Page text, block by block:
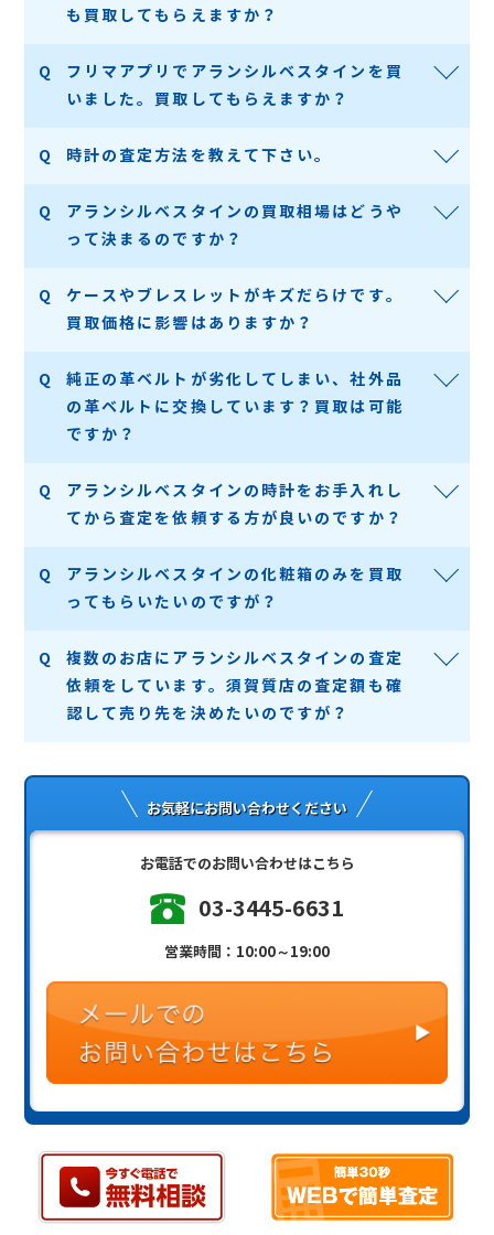
も買取してもらえますか？
フリマアプリでアランシルベスタインを買
いました。買取してもらえますか？
時計の査定方法を教えて下さい。
アランシルベスタインの買取相場はどうや
って決まるのですか？
ケースやブレスレットがキズだらけです。
買取価格に影響はありますか？
純正の革ベルトが劣化してしまい、社外品
の革ベルトに交換しています？買取は可能
ですか？
アランシルベスタインの時計をお手入れし
てから査定を依頼する方が良いのですか？
アランシルベスタインの化粧箱のみを買取
ってもらいたいのですが？
複数のお店にアランシルベスタインの査定
依頼をしています。須賀質店の査定額も確
認して売り先を決めたいのですが？
お気軽にお問い合わせください
お電話でのお問い合わせはこちら
03-3445-6631
営業時間：10:00～19:00
買取強化中のブランドアランシルベスタイン